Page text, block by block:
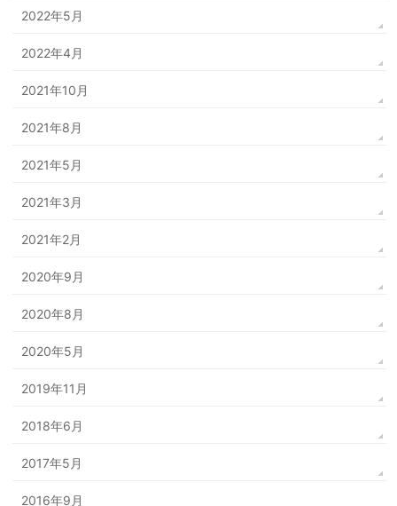
2022年5月
2022年4月
2021年10月
2021年8月
2021年5月
2021年3月
2021年2月
2020年9月
2020年8月
2020年5月
2019年11月
2018年6月
2017年5月
2016年9月